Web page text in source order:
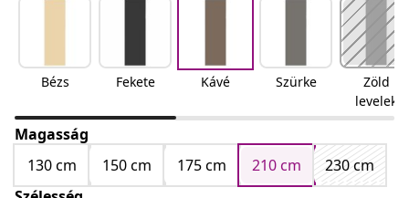
Bézs Fekete Kávé Szürke
Zöld
levelek
Magasság
130 cm
150 cm 175 cm 210 cm
230 cm